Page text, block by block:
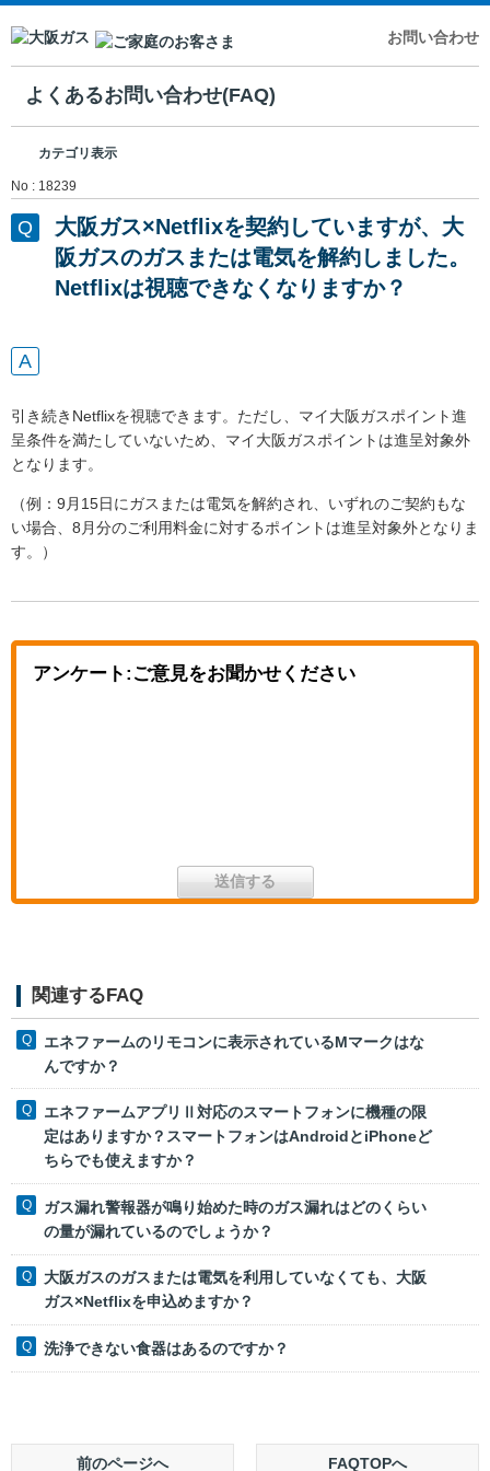
お問い合わせ
よくあるお問い合わせ(FAQ)
カテゴリ表示
No : 18239
大阪ガス×Netflixを契約していますが、大
阪ガスのガスまたは電気を解約しました。
Netflixは視聴できなくなりますか？
引き続きNetflixを視聴できます。ただし、マイ大阪ガスポイント進
呈条件を満たしていないため、マイ大阪ガスポイントは進呈対象外
となります。
（例：9月15日にガスまたは電気を解約され、いずれのご契約もな
い場合、8月分のご利用料金に対するポイントは進呈対象外となりま
す。）
アンケート:ご意見をお聞かせください
関連するFAQ
エネファームのリモコンに表示されているMマークはな
んですか？
エネファームアプリⅡ対応のスマートフォンに機種の限
定はありますか？スマートフォンはAndroidとiPhoneど
ちらでも使えますか？
ガス漏れ警報器が鳴り始めた時のガス漏れはどのくらい
の量が漏れているのでしょうか？
大阪ガスのガスまたは電気を利用していなくても、大阪
ガス×Netflixを申込めますか？
洗浄できない食器はあるのですか？
前のページへ FAQTOPへ